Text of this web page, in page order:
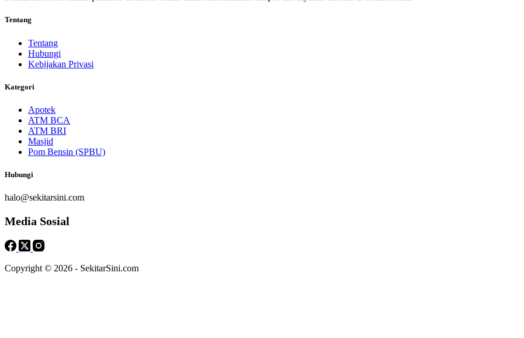
Tentang
Tentang
Hubungi
Kebijakan Privasi
Kategori
Apotek
ATM BCA
ATM BRI
Masjid
Pom Bensin (SPBU)
Hubungi
halo@sekitarsini.com
Media Sosial
Copyright © 2026 - SekitarSini.com